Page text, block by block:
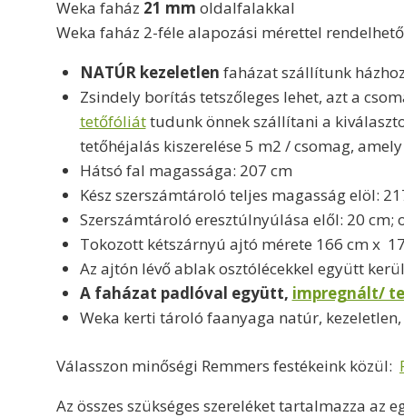
Weka faház 21 mm oldalfalakkal
Weka faház 2-féle alapozási mérettel rendelhető
NATÚR kezeletlen faházat szállítunk
Zsindely borítás tetszőleges lehet, azt a
tetőfóliáttudunk önnek szállítani a
tetőhéjalás kiszerelése 5 m2 / csomag,
Hátsó fal magassága: 207 cm
Kész szerszámtároló teljes magasság elöl:
Szerszámtároló eresztúlnyúlása elől: 20
Tokozott kétszárnyú ajtó mérete 166 cm x
Az ajtón lévő ablak osztólécekkel együtt
A faházat padlóval együtt, impregnált/
Weka kerti tároló faanyaga natúr,
Válasszon minőségi Remmers festékeink közül:
Az összes szükséges szereléket tartalmazza